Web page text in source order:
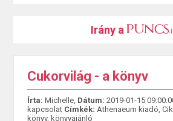
Irány a
Cukorvilág - a könyv
Írta: Michelle, Dátum: 2019-01-15
kapcsolat Címkék: Athenaeum kiadó,
könyv, könyvajánló